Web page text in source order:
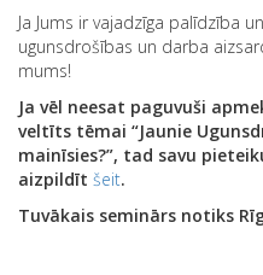
Ja Jums ir vajadzīga palīdzība
ugunsdrošības un darba
mums!
Ja vēl neesat paguvuši
veltīts tēmai “Jaunie
mainīsies?”, tad savu
aizpildīt šeit.
Tuvākais seminārs notiks